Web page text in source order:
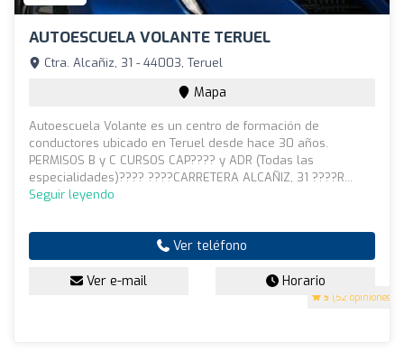
AUTOESCUELA VOLANTE TERUEL
5 (52 opiniones)
Ctra. Alcañiz, 31 - 44003, Teruel
Mapa
Autoescuela Volante es un centro de formación de
conductores ubicado en Teruel desde hace 30 años.
PERMISOS B y C CURSOS CAP???? y ADR (Todas las
especialidades)???? ????CARRETERA ALCAÑIZ, 31 ????R...
Seguir leyendo
Ver teléfono
Ver e-mail Horario